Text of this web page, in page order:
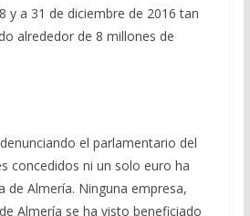
y a 31 de diciembre de 2016 tan
alrededor de 8 millones de
el parlamentario del
concedidos ni un solo euro ha
de Almería. Ninguna empresa,
Almería se ha visto beneficiado